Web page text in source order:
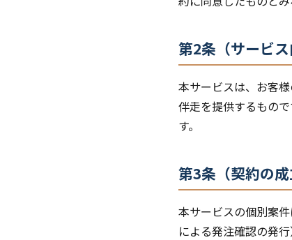
第2条（サービス
本サービスは、お客
伴走を提供するもの
す。
第3条（契約の成
本サービスの個別案
による発注確認の発行